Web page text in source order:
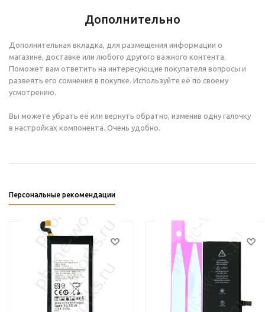
Дополнительно
Дополнительная вкладка, для размещения информации о
магазине, доставке или любого другого важного контента.
Поможет вам ответить на интересующие покупателя вопросы и
развеять его сомнения в покупке. Используйте её по своему
усмотрению.
Вы можете убрать её или вернуть обратно, изменив одну галочку
в настройках компонента. Очень удобно.
Персональные рекомендации